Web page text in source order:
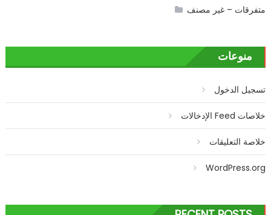
متفرقات – غير مصنف
منوعات
تسجيل الدخول
خلاصات Feed الإدخالات
خلاصة التعليقات
WordPress.org